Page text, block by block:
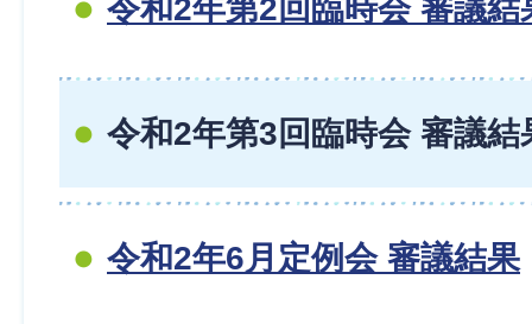
令和2年第2回臨時会 審議結
令和2年第3回臨時会 審議結
令和2年6月定例会 審議結果